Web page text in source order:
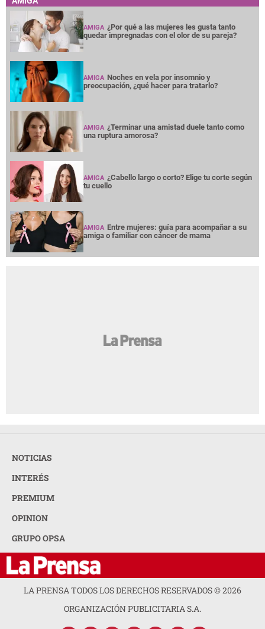
AMIGA ¿Por qué a las mujeres les gusta tanto
quedar impregnadas con el olor de su pareja?
AMIGA Noches en vela por insomnio y
preocupación, ¿qué hacer para tratarlo?
AMIGA ¿Terminar una amistad duele tanto como
una ruptura amorosa?
AMIGA ¿Cabello largo o corto? Elige tu corte según
tu cuello
AMIGA Entre mujeres: guía para acompañar a su
amiga o familiar con cáncer de mama
NOTICIAS
INTERÉS
PREMIUM
OPINION
GRUPO OPSA
LA PRENSA TODOS LOS DERECHOS RESERVADOS ©2026
ORGANIZACIÓN PUBLICITARIA S.A.